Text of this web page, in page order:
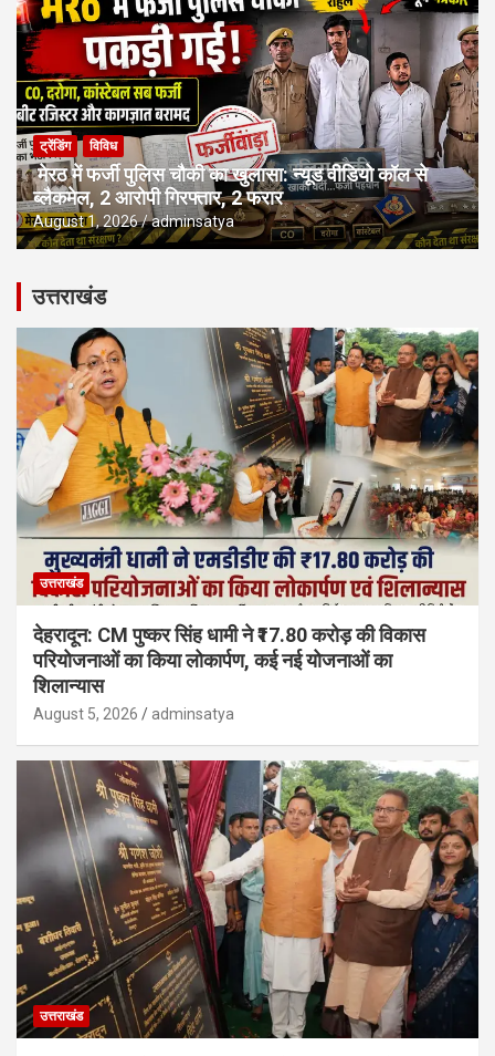
ट्रेंडिंग विविध
मेरठ में फर्जी पुलिस चौकी का खुलासा: न्यूड वीडियो कॉल से
ब्लैकमेल, 2 आरोपी गिरफ्तार, 2 फरार
August 1, 2026 adminsatya
उत्तराखंड
उत्तराखंड
देहरादून: CM पुष्कर सिंह धामी ने ₹17.80 करोड़ की विकास
परियोजनाओं का किया लोकार्पण, कई नई योजनाओं का
शिलान्यास
August 5, 2026 adminsatya
उत्तराखंड